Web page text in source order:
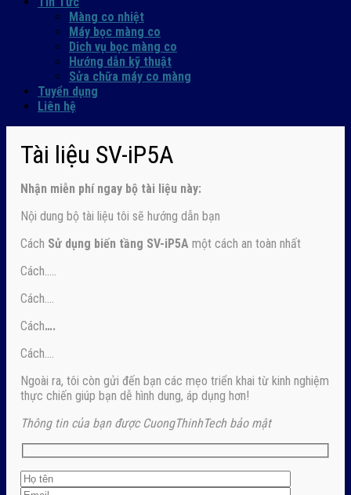
Màng co nhiệt
Máy bọc màng co
Dich vụ bọc màng co
Hướng dẫn kỹ thuật
Sửa chữa máy co màng
Tuyển dụng
Liên hệ
Tài liệu SV-iP5A
Nhận miễn phí ngay bộ tài liệu này:
Nội dung bộ tài liệu tôi sẽ hướng dẫn bạn
Cách Sử dụng biến tầng SV-iP5A một cách an toàn nhất
Cách…..
Cách….
Cách….
Cách….
Ngoài ra, tôi còn gửi đến bạn các mẹo triển khai từ kinh nghiệm
thực chiến giúp bạn dễ hình dung, áp dụng hơn!
Thông tin của bạn được CuongThinhTech bảo mật